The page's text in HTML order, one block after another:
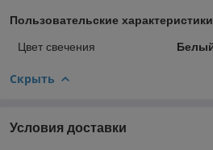
Пользовательские характеристики
Цвет свечения
Скрыть
Условия доставки